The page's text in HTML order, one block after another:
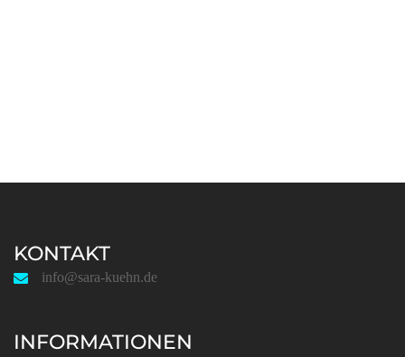
KONTAKT
info@sara-kuehn.de
INFORMATIONEN